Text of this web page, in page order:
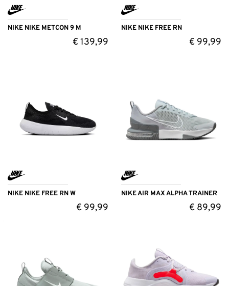
NIKE NIKE METCON 9 M
€139,99
NIKE NIKE FREE RN
€ 99,99
NIKE NIKE FREE RN W
€99,99
NIKE AIR MAX ALPHA TRAINER
€ 89,99